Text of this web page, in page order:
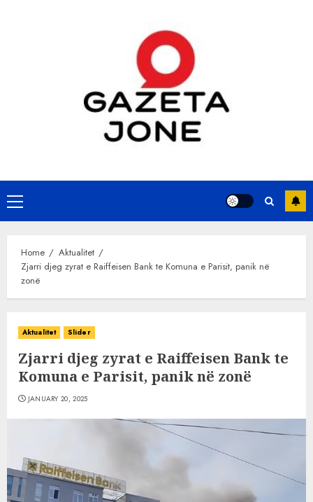
Primary
Menu
Home
Aktualitet
Zjarri djeg zyrat e Raiffeisen Bank te Komuna e Parisit, panik në
zonë
Aktualitet Slider
Zjarri djeg zyrat e Raiffeisen Bank te
Komuna e Parisit, panik në zonë
JANUARY 20, 2025